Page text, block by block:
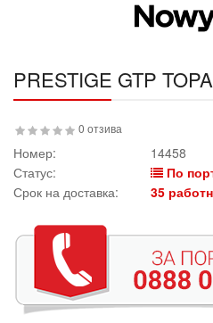
PRESTIGE GTP
0 отзива
Номер:
14458
Статус:
По
Срок на доставка:
35